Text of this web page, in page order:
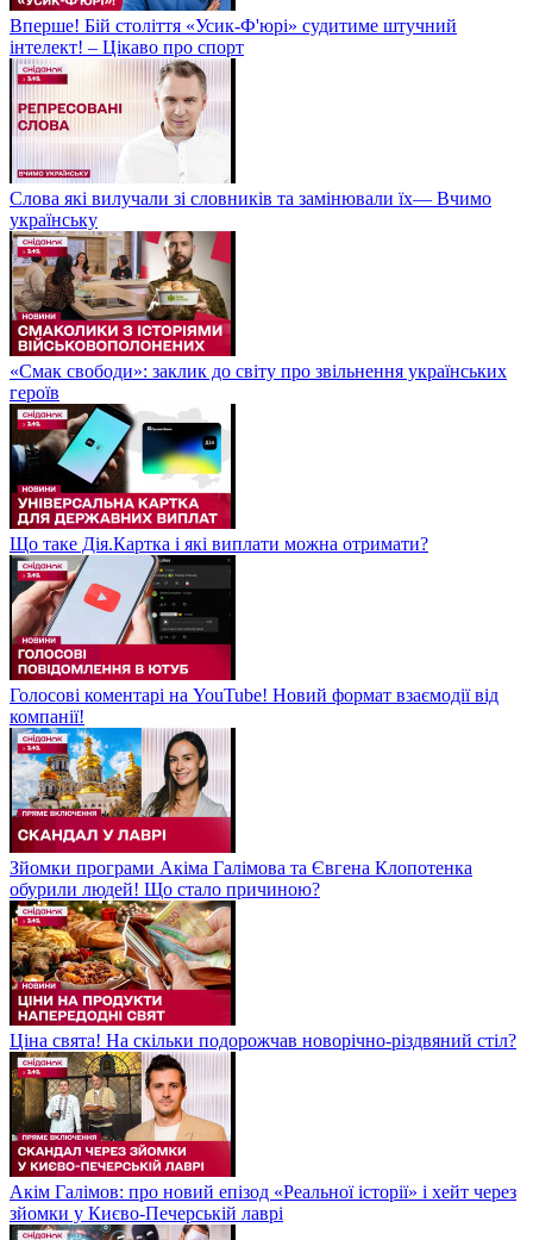
Вперше! Бій століття «Усик-Ф'юрі» судитиме штучний
інтелект! – Цікаво про спорт
Слова які вилучали зі словників та замінювали їх— Вчимо
українську
«Смак свободи»: заклик до світу про звільнення українських
героїв
Що таке Дія.Картка і які виплати можна отримати?
Голосові коментарі на YouTube! Новий формат взаємодії від
компанії!
Зйомки програми Акіма Галімова та Євгена Клопотенка
обурили людей! Що стало причиною?
Ціна свята! На скільки подорожчав новорічно-різдвяний стіл?
Акім Галімов: про новий епізод «Реальної історії» і хейт через
зйомки у Києво-Печерській лаврі